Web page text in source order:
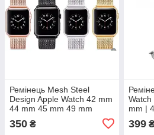
Ремінець Mesh Steel
Design Apple Watch 42 mm
44 mm 45 mm 49 mm
350 ₴
mm |
399